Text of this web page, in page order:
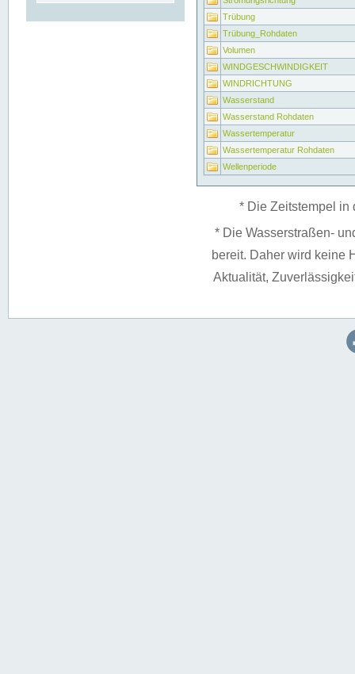
Trübung
Trübung_Rohdaten
Volumen
WINDGESCHWINDIGKEIT
WINDRICHTUNG
Wasserstand
Wasserstand Rohdaten
Wassertemperatur
Wassertemperatur Rohdaten
Wellenperiode
* Die Zeitstempel in
* Die Wasserstraßen-
bereit. Daher wird keine
Aktualität,